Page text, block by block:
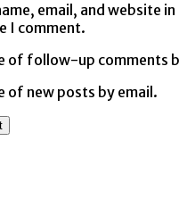
email, and website
I comment.
of follow-up comments
of new posts by email.